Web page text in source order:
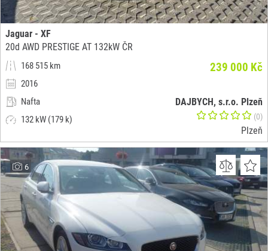
Jaguar - XF
20d AWD PRESTIGE AT 132kW ČR
168 515 km
2016
Nafta
132 kW (179 k)
239 000 Kč
DAJBYCH, s.r.o. Plzeň
(0)
Plzeň
6